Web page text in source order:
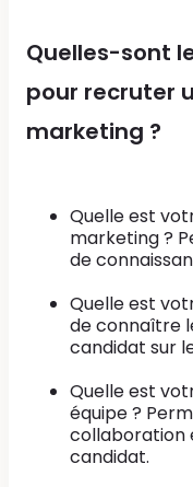
Quelles-sont
pour recruter
marketing ?
Quelle est
marketing ?
de
Quelle est
de connaître
candidat sur
Quelle est
équipe ?
collaboration
candidat.